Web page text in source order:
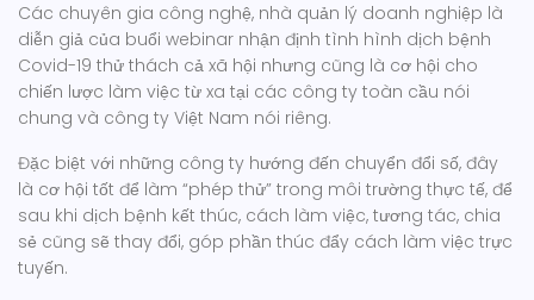
Các chuyên gia công nghệ, nhà quản lý doanh nghiệp là
diễn giả của buổi webinar nhận định tình hình dịch bệnh
Covid-19 thử thách cả xã hội nhưng cũng là cơ hội cho
chiến lược làm việc từ xa tại các công ty toàn cầu nói
chung và công ty Việt Nam nói riêng.
Đặc biệt với những công ty hướng đến chuyển đổi số, đây
là cơ hội tốt để làm “phép thử” trong môi trường thực tế, để
sau khi dịch bệnh kết thúc, cách làm việc, tương tác, chia
sẻ cũng sẽ thay đổi, góp phần thúc đẩy cách làm việc trực
tuyến.